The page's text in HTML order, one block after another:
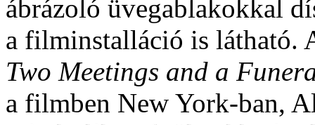
ábrázoló üvegablakokkal
a filminstalláció is látható.
Two Meetings and a
a filmben New York-ban,